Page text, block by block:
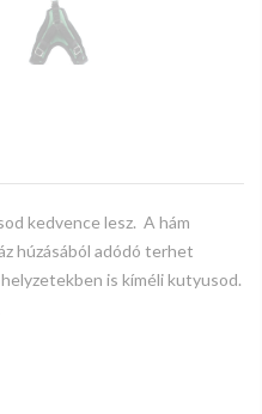
kedvence lesz. A hám
húzásából adódó terhet
is kíméli kutyusod.